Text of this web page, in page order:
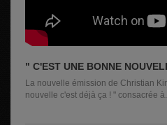
" C'EST UNE BONNE
DE CE 04 AOÛT 2026
La nouvelle émission de Christian
nouvelle c'est déjà ça ! " consacrée